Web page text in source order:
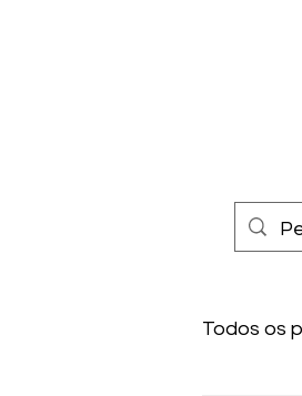
Todos os